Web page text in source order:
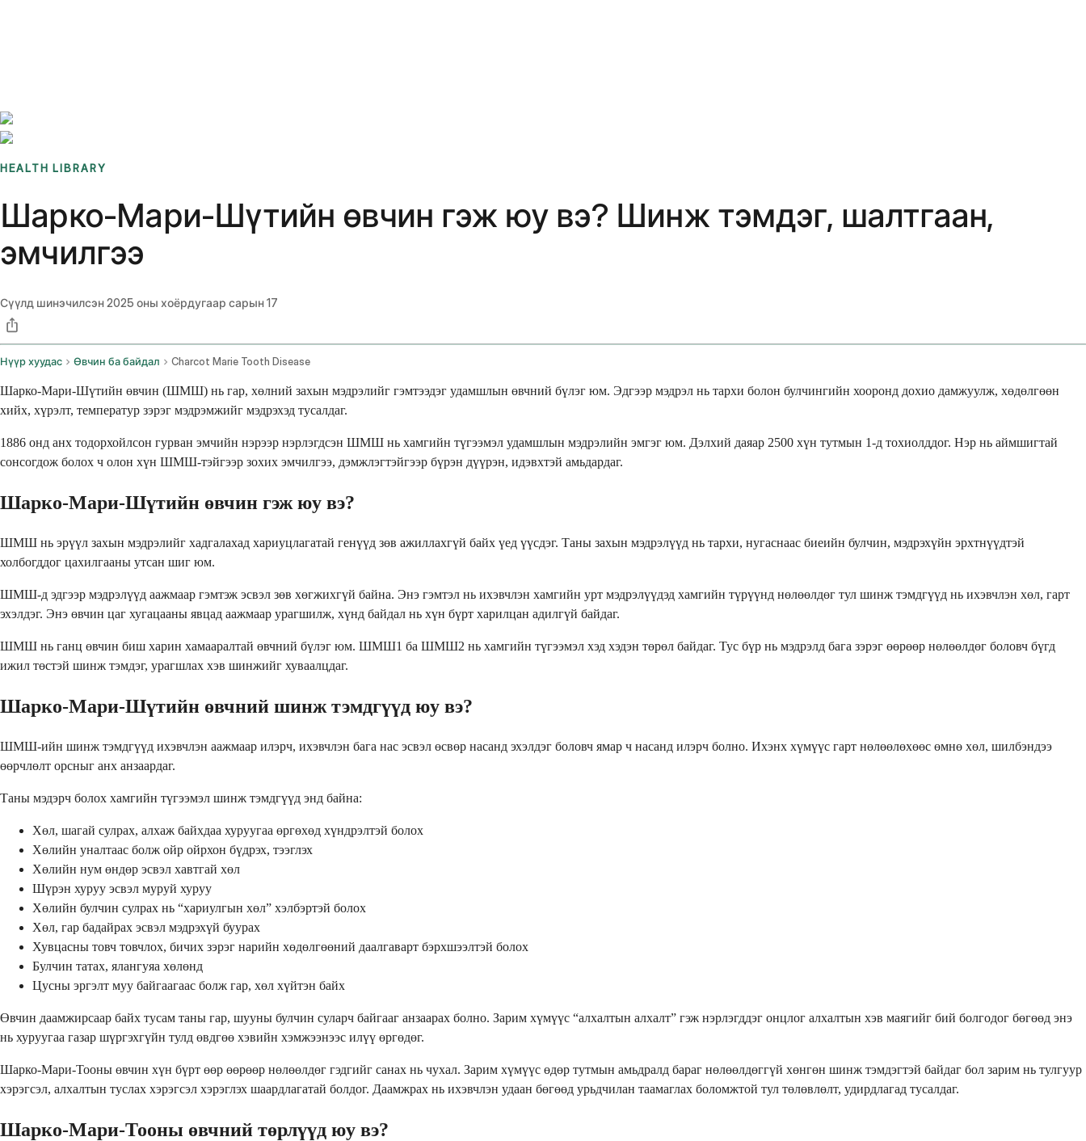
HEALTH LIBRARY
Шарко-Мари-Шүтийн өвчин гэж юу вэ? Шинж тэмдэг, шалтгаан,
эмчилгээ
Сүүлд шинэчилсэн2025 оны хоёрдугаар сарын 17
Нүүр хуудас Өвчин ба байдал Charcot Marie Tooth Disease
Шарко-Мари-Шүтийн өвчин (ШМШ) нь гар, хөлний захын мэдрэлийг гэмтээдэг удамшлын өвчний бүлэг юм. Эдгээр мэдрэл нь тархи болон булчингийн хооронд дохио дамжуулж, хөдөлгөөн
хийх, хүрэлт, температур зэрэг мэдрэмжийг мэдрэхэд тусалдаг.
1886 онд анх тодорхойлсон гурван эмчийн нэрээр нэрлэгдсэн ШМШ нь хамгийн түгээмэл удамшлын мэдрэлийн эмгэг юм. Дэлхий даяар 2500 хүн тутмын 1-д тохиолддог. Нэр нь аймшигтай
сонсогдож болох ч олон хүн ШМШ-тэйгээр зохих эмчилгээ, дэмжлэгтэйгээр бүрэн дүүрэн, идэвхтэй амьдардаг.
Шарко-Мари-Шүтийн өвчин гэж юу вэ?
ШМШ нь эрүүл захын мэдрэлийг хадгалахад хариуцлагатай генүүд зөв ажиллахгүй байх үед үүсдэг. Таны захын мэдрэлүүд нь тархи, нугаснаас биеийн булчин, мэдрэхүйн эрхтнүүдтэй
холбогддог цахилгааны утсан шиг юм.
ШМШ-д эдгээр мэдрэлүүд аажмаар гэмтэж эсвэл зөв хөгжихгүй байна. Энэ гэмтэл нь ихэвчлэн хамгийн урт мэдрэлүүдэд хамгийн түрүүнд нөлөөлдөг тул шинж тэмдгүүд нь ихэвчлэн хөл, гарт
эхэлдэг. Энэ өвчин цаг хугацааны явцад аажмаар урагшилж, хүнд байдал нь хүн бүрт харилцан адилгүй байдаг.
ШМШ нь ганц өвчин биш харин хамааралтай өвчний бүлэг юм. ШМШ1 ба ШМШ2 нь хамгийн түгээмэл хэд хэдэн төрөл байдаг. Тус бүр нь мэдрэлд бага зэрэг өөрөөр нөлөөлдөг боловч бүгд
ижил төстэй шинж тэмдэг, урагшлах хэв шинжийг хуваалцдаг.
Шарко-Мари-Шүтийн өвчний шинж тэмдгүүд юу вэ?
ШМШ-ийн шинж тэмдгүүд ихэвчлэн аажмаар илэрч, ихэвчлэн бага нас эсвэл өсвөр насанд эхэлдэг боловч ямар ч насанд илэрч болно. Ихэнх хүмүүс гарт нөлөөлөхөөс өмнө хөл, шилбэндээ
өөрчлөлт орсныг анх анзаардаг.
Таны мэдэрч болох хамгийн түгээмэл шинж тэмдгүүд энд байна:
Хөл, шагай сулрах, алхаж байхдаа хуруугаа өргөхөд хүндрэлтэй болох
Хөлийн уналтаас болж ойр ойрхон бүдрэх, тээглэх
Хөлийн нум өндөр эсвэл хавтгай хөл
Шүрэн хуруу эсвэл муруй хуруу
Хөлийн булчин сулрах нь “хариулгын хөл” хэлбэртэй болох
Хөл, гар бадайрах эсвэл мэдрэхүй буурах
Хувцасны товч товчлох, бичих зэрэг нарийн хөдөлгөөний даалгаварт бэрхшээлтэй болох
Булчин татах, ялангуяа хөлөнд
Цусны эргэлт муу байгаагаас болж гар, хөл хүйтэн байх
Өвчин даамжирсаар байх тусам таны гар, шууны булчин суларч байгааг анзаарах болно. Зарим хүмүүс “алхалтын алхалт” гэж нэрлэгддэг онцлог алхалтын хэв маягийг бий болгодог бөгөөд энэ
нь хуруугаа газар шүргэхгүйн тулд өвдгөө хэвийн хэмжээнээс илүү өргөдөг.
Шарко-Мари-Тооны өвчин хүн бүрт өөр өөрөөр нөлөөлдөг гэдгийг санах нь чухал. Зарим хүмүүс өдөр тутмын амьдралд бараг нөлөөлдөггүй хөнгөн шинж тэмдэгтэй байдаг бол зарим нь тулгуур
хэрэгсэл, алхалтын туслах хэрэгсэл хэрэглэх шаардлагатай болдог. Даамжрах нь ихэвчлэн удаан бөгөөд урьдчилан таамаглах боломжтой тул төлөвлөлт, удирдлагад тусалдаг.
Шарко-Мари-Тооны өвчний төрлүүд юу вэ?